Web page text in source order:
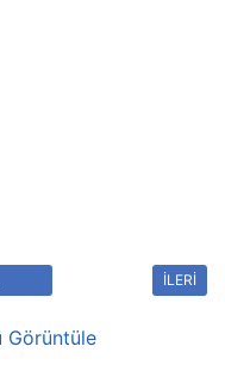
İLERİ
Görüntüle